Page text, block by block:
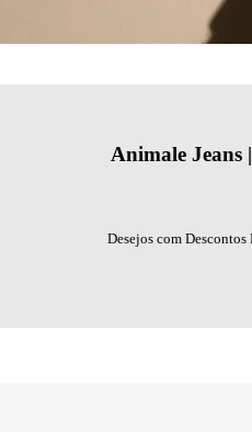
Animale Jeans
Desejos com Descontos